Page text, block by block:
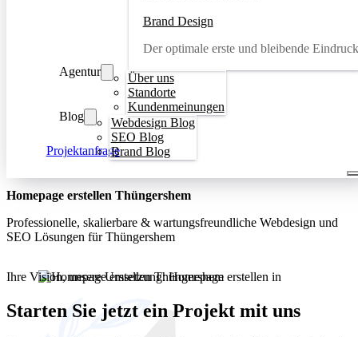
Brand Design
Der optimale erste und bleibende Eindruck
Agentur
Über uns
Standorte
Kundenmeinungen
Blog
Webdesign Blog
SEO Blog
Brand Blog
Projektanfrage
Homepage erstellen Thüngershem
Professionelle, skalierbare & wartungsfreundliche Webdesign und
SEO Lösungen für Thüngershem
Ihre Vision, unsere Umsetzung: Homepage erstellen in
Ihr Unternehmen lokal und digital sichtbar machen.
Starten Sie jetzt ein Projekt mit uns